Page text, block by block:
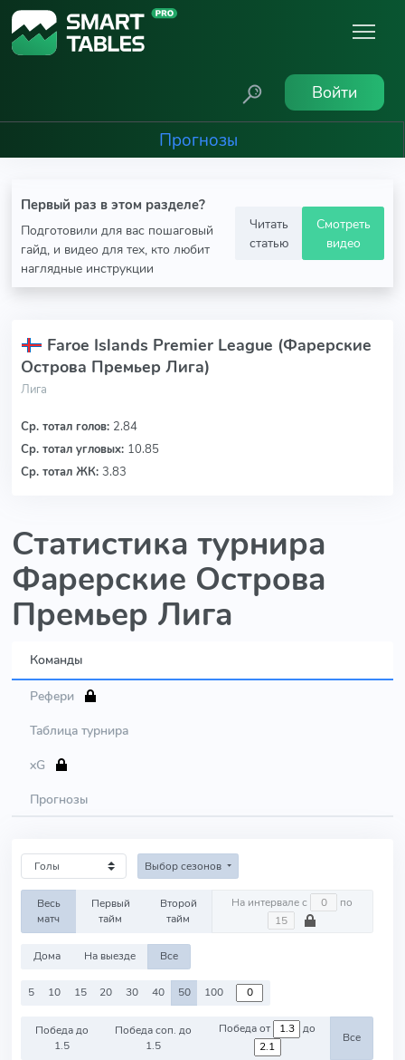
Войти
Прогнозы
Первый раз в этом разделе?
Подготовили для вас пошаговый
гайд, и видео для тех, кто любит
наглядные инструкции
Читать
статью
Смотреть
видео
Faroe Islands Premier League (Фарерские
Острова Премьер Лига)
Лига
Ср. тотал голов: 2.84
Ср. тотал угловых: 10.85
Ср. тотал ЖК: 3.83
Статистика турнира
Фарерские Острова
Премьер Лига
Команды
Рефери
Таблица турнира
xG
Прогнозы
Выбор сезонов
Весь
матч
Первый
тайм
Второй
тайм
На интервале с по
Дома На выезде Все
5 10 15 20 30 40 50 100
Победа до
1.5
Победа соп. до
1.5
Победа от до
Все